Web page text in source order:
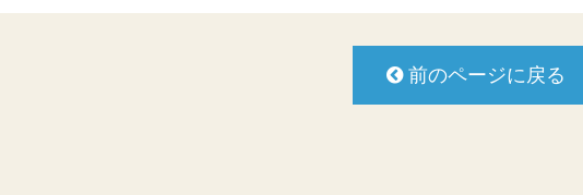
前のページに戻る